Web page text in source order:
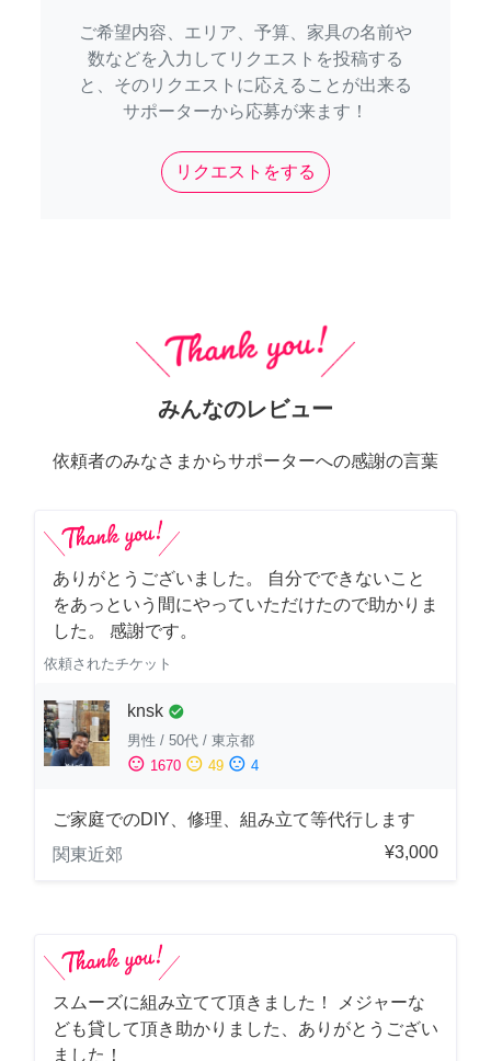
ご希望内容、エリア、予算、家具の名前や
数などを入力してリクエストを投稿する
と、そのリクエストに応えることが出来る
サポーターから応募が来ます！
リクエストをする
みんなのレビュー
依頼者のみなさまからサポーターへの感謝の言葉
ありがとうございました。 自分でできないこと
をあっという間にやっていただけたので助かりま
した。 感謝です。
依頼されたチケット
knsk check_circle
男性 / 50代 / 東京都
sentiment_satisfied 1670 sentiment_neutral 49 sentiment_dissatisfied 4
ご家庭でのDIY、修理、組み立て等代行します
関東近郊
¥3,000
スムーズに組み立てて頂きました！ メジャーな
ども貸して頂き助かりました、ありがとうござい
ました！